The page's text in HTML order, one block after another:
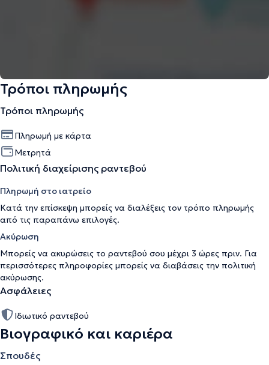
Τρόποι πληρωμής
Τρόποι πληρωμής
Πληρωμή με κάρτα
Μετρητά
Πολιτική διαχείρισης ραντεβού
Πληρωμή στο ιατρείο
Κατά την επίσκεψη μπορείς να διαλέξεις τον τρόπο πληρωμής
από τις παραπάνω επιλογές.
Ακύρωση
Μπορείς να ακυρώσεις το ραντεβού σου μέχρι 3 ώρες πριν. Για
περισσότερες πληροφορίες μπορείς να διαβάσεις την πολιτική
ακύρωσης.
Ασφάλειες
Ιδιωτικό ραντεβού
Βιογραφικό και καριέρα
Σπουδές